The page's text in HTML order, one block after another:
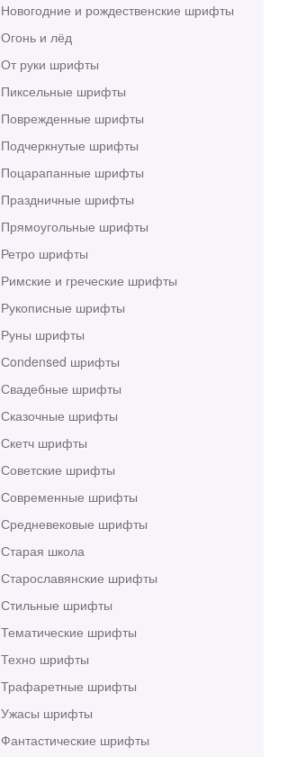
Новогодние и рождественские шрифты
Огонь и лёд
От руки шрифты
Пиксельные шрифты
Поврежденные шрифты
Подчеркнутые шрифты
Поцарапанные шрифты
Праздничные шрифты
Прямоугольные шрифты
Ретро шрифты
Римские и греческие шрифты
Рукописные шрифты
Руны шрифты
Сondensed шрифты
Свадебные шрифты
Сказочные шрифты
Скетч шрифты
Советские шрифты
Современные шрифты
Средневековые шрифты
Старая школа
Старославянские шрифты
Стильные шрифты
Тематические шрифты
Техно шрифты
Трафаретные шрифты
Ужасы шрифты
Фантастические шрифты